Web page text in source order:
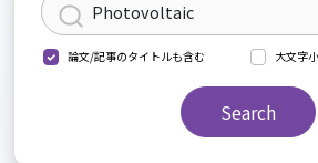
論文/記事のタイトルも含む 大文字
Search